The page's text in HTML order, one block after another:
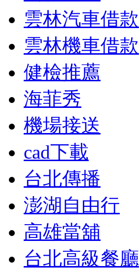
雲林汽車借款
雲林機車借款
健檢推薦
海菲秀
機場接送
cad下載
台北傳播
澎湖自由行
高雄當舖
台北高級餐廳